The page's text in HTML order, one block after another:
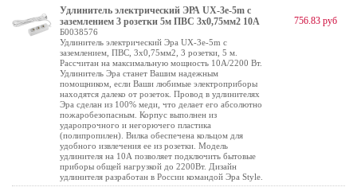
Удлинитель электрический ЭРА UX-3e-5m с
заземлением 3 розетки 5м ПВС 3x0,75мм2 10А
Б0038576
Удлинитель электрический Эра UX-3e-5m с
заземлением, ПВС, 3x0,75мм2, 3 розетки, 5 м.
Рассчитан на максимальную мощность 10А/2200 Вт.
Удлинитель Эра станет Вашим надежным
помощником, если Ваши любимые электроприборы
находятся далеко от розеток. Провод в удлинителях
Эра сделан из 100% меди, что делает его абсолютно
пожаробезопасным. Корпус выполнен из
ударопрочного и негорючего пластика
(полипропилен). Вилка обеспечена кольцом для
удобного извлечения ее из розетки. Модель
удлинителя на 10А позволяет подключить бытовые
приборы общей нагрузкой до 2200Вт. Дизайн
удлинителя разработан в России командой Эра Style.
756.83 руб